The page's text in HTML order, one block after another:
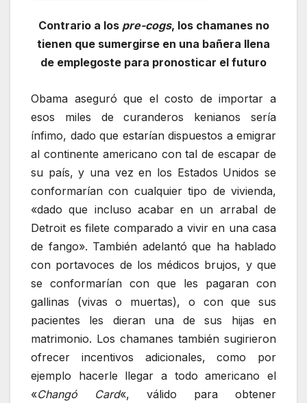
Contrario a los pre-cogs, los chamanes no
tienen que sumergirse en una bañera llena
de emplegoste para pronosticar el futuro
Obama aseguró que el costo de importar a
esos miles de curanderos kenianos sería
ínfimo, dado que estarían dispuestos a emigrar
al continente americano con tal de escapar de
su país, y una vez en los Estados Unidos se
conformarían con cualquier tipo de vivienda,
«dado que incluso acabar en un arrabal de
Detroit es filete comparado a vivir en una casa
de fango». También adelantó que ha hablado
con portavoces de los médicos brujos, y que
se conformarían con que les pagaran con
gallinas (vivas o muertas), o con que sus
pacientes les dieran una de sus hijas en
matrimonio. Los chamanes también sugirieron
ofrecer incentivos adicionales, como por
ejemplo hacerle llegar a todo americano el
«Changó Card«, válido para obtener